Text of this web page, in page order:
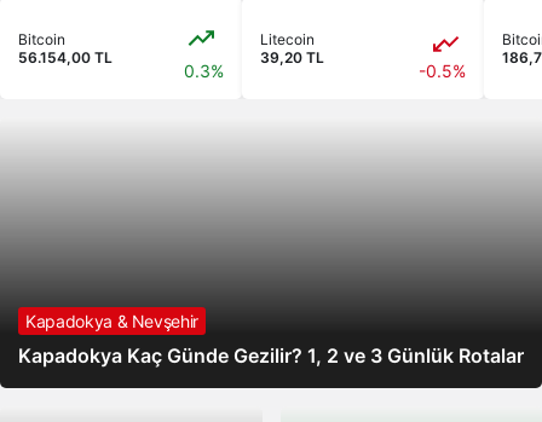
Bitcoin
56.154,00 TL
0.3%
Litecoin
39,20 TL
-0.5%
Kapadokya & Nevşehir
Kapadokya Kaç Günde Gezilir? 1, 2 ve 3 Günlük Rotalar